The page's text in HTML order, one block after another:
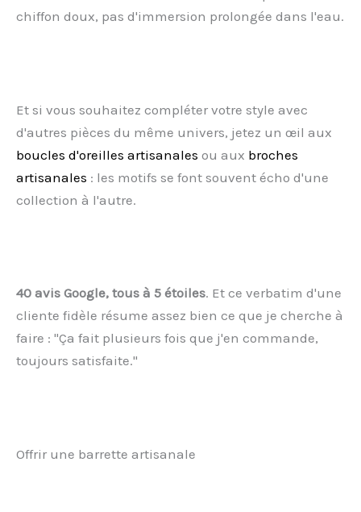
chiffon doux, pas d'immersion prolongée dans l'eau.
Et si vous souhaitez compléter votre style avec
d'autres pièces du même univers, jetez un œil aux
boucles d'oreilles artisanales ou aux broches
artisanales : les motifs se font souvent écho d'une
collection à l'autre.
40 avis Google, tous à 5 étoiles. Et ce verbatim d'une
cliente fidèle résume assez bien ce que je cherche à
faire : "Ça fait plusieurs fois que j'en commande,
toujours satisfaite."
Offrir une barrette artisanale